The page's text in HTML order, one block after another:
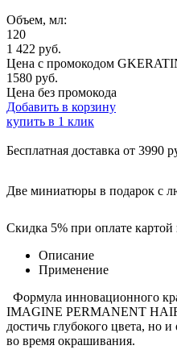
Объем, мл:
120
1 422 руб.
Цена с промокодом
1580 руб.
Цена без промокода
Добавить в корзину
купить в 1 клик
Бесплатная доставка от 3990
Две миниатюры в подарок с
Скидка 5% при оплате картой
Описание
Применение
Формула инновационного
IMAGINE PERMANENT HAIR
достичь глубокого цвета, но
во время окрашивания.